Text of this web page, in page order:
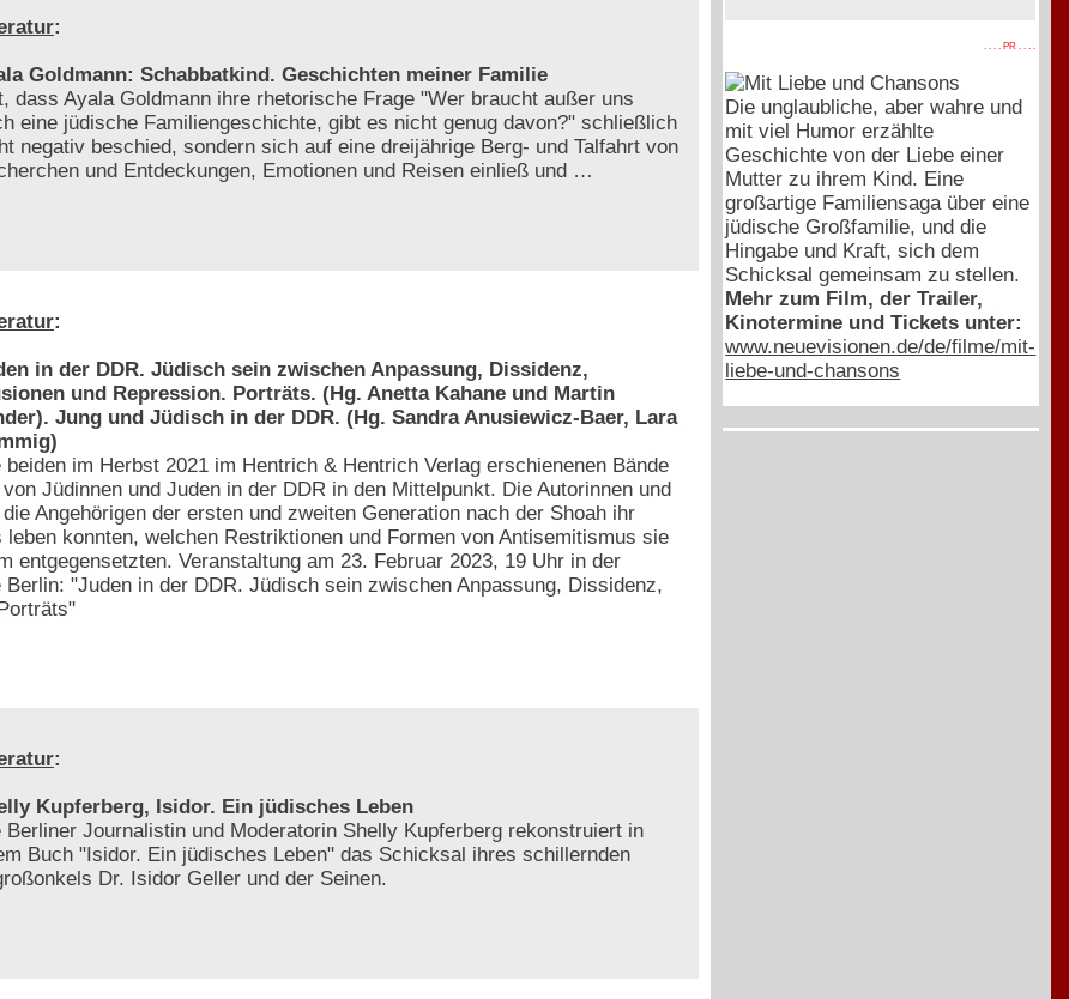
:
Goldmann: Schabbatkind. Geschichten meiner Familie
dass Ayala Goldmann ihre rhetorische Frage "Wer braucht außer uns
eine jüdische Familiengeschichte, gibt es nicht genug davon?" schließlich
negativ beschied, sondern sich auf eine dreijährige Berg- und Talfahrt von
und Entdeckungen, Emotionen und Reisen einließ und …
:
in der DDR. Jüdisch sein zwischen Anpassung, Dissidenz,
und Repression. Porträts. (Hg. Anetta Kahane und Martin
Jung und Jüdisch in der DDR. (Hg. Sandra Anusiewicz-Baer, Lara
beiden im Herbst 2021 im Hentrich & Hentrich Verlag erschienenen Bände
Jüdinnen und Juden in der DDR in den Mittelpunkt. Die Autorinnen und
Angehörigen der ersten und zweiten Generation nach der Shoah ihr
konnten, welchen Restriktionen und Formen von Antisemitismus sie
entgegensetzten. Veranstaltung am 23. Februar 2023, 19 Uhr in der
"Juden in der DDR. Jüdisch sein zwischen Anpassung, Dissidenz,
:
Kupferberg, Isidor. Ein jüdisches Leben
Berliner Journalistin und Moderatorin Shelly Kupferberg rekonstruiert in
Buch "Isidor. Ein jüdisches Leben" das Schicksal ihres schillernden
Dr. Isidor Geller und der Seinen.
. . . . PR . . . .
Die unglaubliche, aber wahre und
mit viel Humor erzählte
Geschichte von der Liebe einer
Mutter zu ihrem Kind. Eine
großartige Familiensaga über eine
jüdische Großfamilie, und die
Hingabe und Kraft, sich dem
Schicksal gemeinsam zu stellen.
Mehr zum Film, der Trailer,
Kinotermine und Tickets unter:
www.neuevisionen.de/de/filme/mit-
liebe-und-chansons